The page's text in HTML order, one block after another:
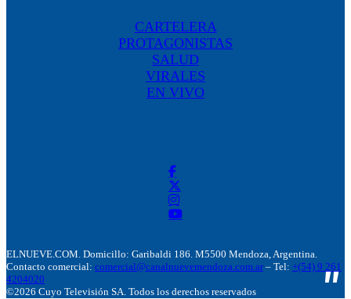
CARTELERA
PROTAGONISTAS
SALUD
VIRALES
EN VIVO
ELNUEVE.COM. Domicillo: Garibaldi 186. M5500 Mendoza, Argentina.
Contacto comercial: comercial@canalnuevemendoza.com.ar – Tel: +(54) 9 261
4204020
©2026 Cuyo Televisión SA. Todos los derechos reservados